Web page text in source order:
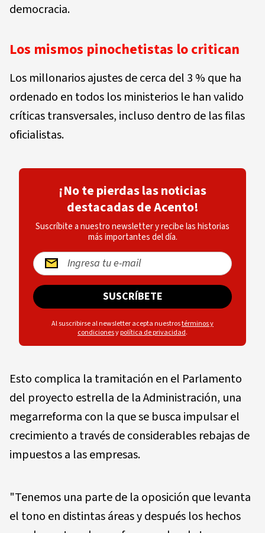
democracia.
Los mismos pinochetistas lo critican
Los millonarios ajustes de cerca del 3 % que ha
ordenado en todos los ministerios le han valido
críticas transversales, incluso dentro de las filas
oficialistas.
¡No te pierdas las noticias
destacadas de Acento!
Suscríbite a nuestro newsletter y recibe las historias
más importantes del día.
SUSCRÍBETE
Al suscribirse al newsletter acepta nuestrostérminos y
condicionesypolítica de privacidad.
Esto complica la tramitación en el Parlamento
del proyecto estrella de la Administración, una
megarreforma con la que se busca impulsar el
crecimiento a través de considerables rebajas de
impuestos a las empresas.
"Tenemos una parte de la oposición que levanta
el tono en distintas áreas y después los hechos